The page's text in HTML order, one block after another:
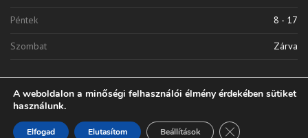
Péntek 8 - 17
Szombat Zárva
A weboldalon a minőségi felhasználói élmény érdekében sütiket
használunk.
Elfogad Elutasítom Beállítások Close GDPR